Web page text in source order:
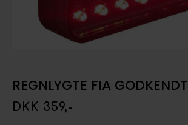
REGNLYGTE FIA GODKENDT
DKK 359,-